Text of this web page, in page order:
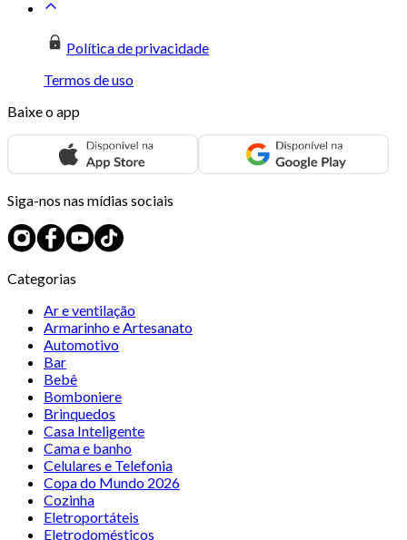
Política de privacidade
Termos de uso
Baixe o app
Siga-nos nas mídias sociais
Categorias
Ar e ventilação
Armarinho e Artesanato
Automotivo
Bar
Bebê
Bomboniere
Brinquedos
Casa Inteligente
Cama e banho
Celulares e Telefonia
Copa do Mundo 2026
Cozinha
Eletroportáteis
Eletrodomésticos